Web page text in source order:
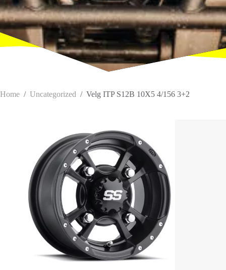
Home / Uncategorized / Velg ITP S12B 10X5 4/156 3+2